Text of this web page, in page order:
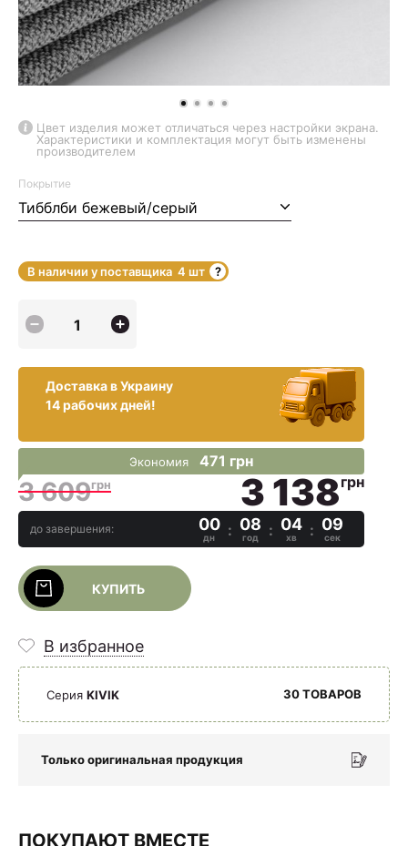
Цвет изделия может отличаться через настройки экрана.
Характеристики и комплектация могут быть изменены
производителем
Покрытие
Тибблби бежевый/серый
В наличии у поставщика 4 шт
Доставка в Украину
14 рабочих дней!
Экономия 471 грн
3 609грн 3 138грн
до завершения: 00
дн
08
год
04
хв
09
сек
КУПИТЬ
В избранное
Серия KIVIK 30 ТОВАРОВ
Только оригинальная продукция
ПОКУПАЮТ ВМЕСТЕ